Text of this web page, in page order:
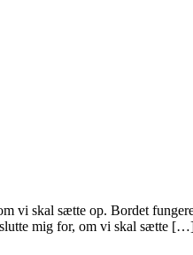
vi skal sætte op. Bordet
mig for, om vi skal sætte